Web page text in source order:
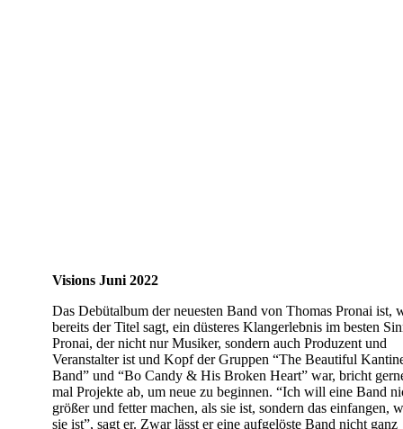
Visions Juni 2022
Das Debütalbum der neuesten Band von Thomas Pronai ist,
bereits der Titel sagt, ein düsteres Klangerlebnis im besten
Pronai, der nicht nur Musiker, sondern auch Produzent und
Veranstalter ist und Kopf der Gruppen “The Beautiful
Band” und “Bo Candy & His Broken Heart” war, bricht
mal Projekte ab, um neue zu beginnen. “Ich will eine Band
größer und fetter machen, als sie ist, sondern das einfangen,
sie ist”, sagt er. Zwar lässt er eine aufgelöste Band nicht ganz